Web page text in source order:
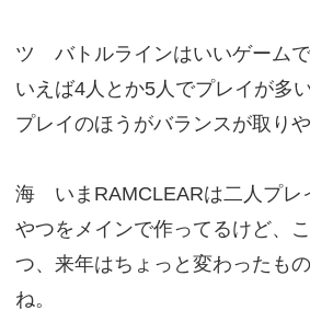
ツ バトルラインはいいゲーム
いえば4人とか5人でプレイが多
プレイのほうがバランスが取り
海 いまRAMCLEARは二人プレ
やつをメインで作ってるけど、
つ、来年はちょっと変わったも
ね。